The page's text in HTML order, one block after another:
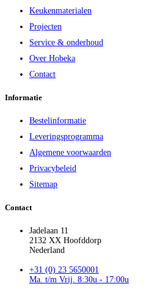
Keukenmaterialen
Projecten
Service & onderhoud
Over Hobeka
Contact
Informatie
Bestelinformatie
Leveringsprogramma
Algemene voorwaarden
Privacybeleid
Sitemap
Contact
Jadelaan 11
2132 XX Hoofddorp
Nederland
+31 (0) 23 5650001
Ma. t/m Vrij. 8:30u - 17:00u